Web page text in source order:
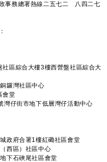
事務總署熱線二五七二 八四二七
合大樓3樓西營盤社區綜合大
灣社區中心
堂
市地下低層灣仔活動中心
合署1樓紅磡社區會堂
區）社區中心
石硤尾社區會堂